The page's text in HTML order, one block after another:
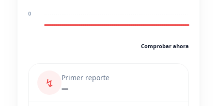
0
Comprobar ahora
↯
Primer reporte
—